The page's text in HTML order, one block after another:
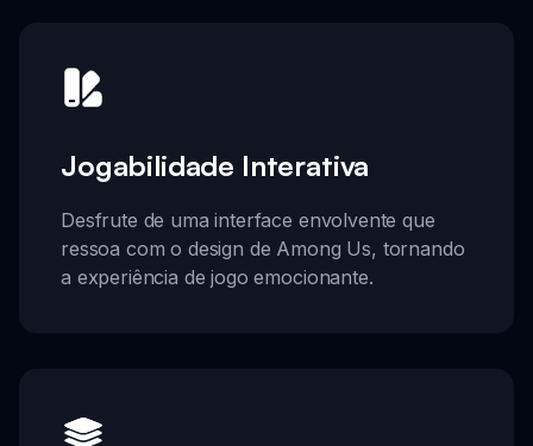
Jogabilidade Interativa
Desfrute de uma interface envolvente que
ressoa com o design de Among Us, tornando
a experiência de jogo emocionante.